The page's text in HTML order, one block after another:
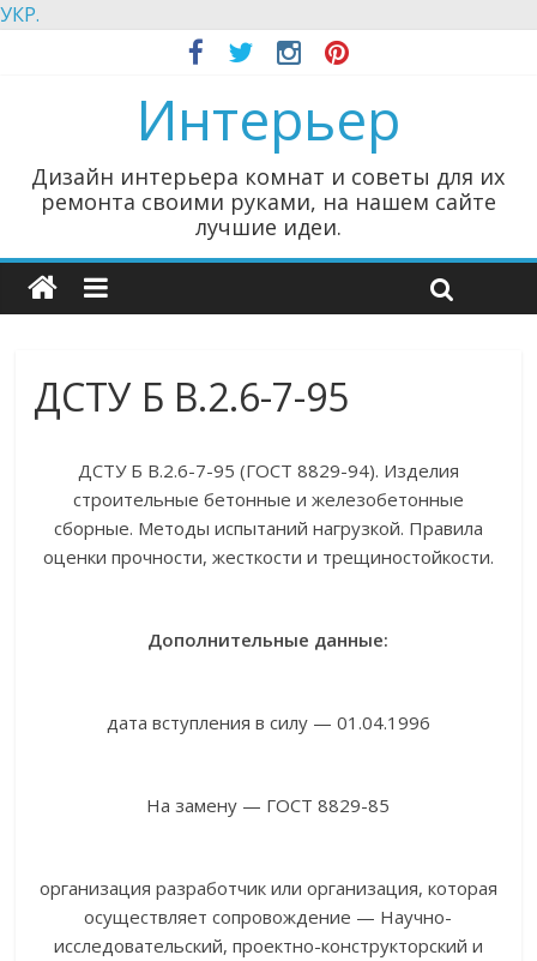
УКР.
Интерьер
Дизайн интерьера комнат и советы для их
ремонта своими руками, на нашем сайте
лучшие идеи.
ДСТУ Б В.2.6-7-95
ДСТУ Б В.2.6-7-95 (ГОСТ 8829-94). Изделия
строительные бетонные и железобетонные
сборные. Методы испытаний нагрузкой. Правила
оценки прочности, жесткости и трещиностойкости.
Дополнительные данные:
дата вступления в силу — 01.04.1996
На замену — ГОСТ 8829-85
организация разработчик или организация, которая
осуществляет сопровождение — Научно-
исследовательский, проектно-конструкторский и